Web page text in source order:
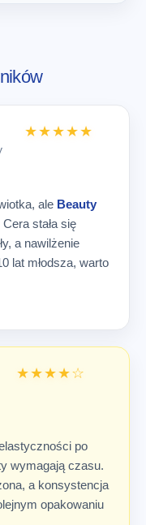
★★★★★
ale Beauty
stała się
a nawilżenie
lat młodsza, warto
★★★★☆
po
wymagają czasu.
a konsystencja
opakowaniu